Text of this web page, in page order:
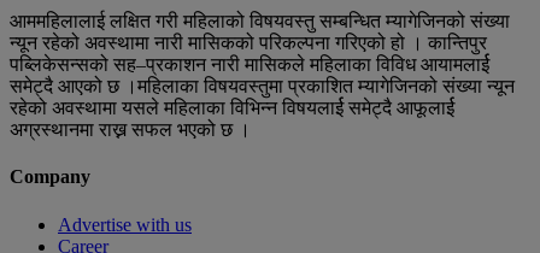
आममहिलालाई लक्षित गरी महिलाको विषयवस्तु सम्बन्धित म्यागेजिनको संख्या
न्यून रहेको अवस्थामा नारी मासिकको परिकल्पना गरिएको हो । कान्तिपुर
पब्लिकेसन्सको सह–प्रकाशन नारी मासिकले महिलाका विविध आयामलार्ई
समेट्दै आएको छ ।महिलाका विषयवस्तुमा प्रकाशित म्यागेजिनको संख्या न्यून
रहेको अवस्थामा यसले महिलाका विभिन्न विषयलार्ई समेट्दै आफूलार्ई
अग्रस्थानमा राख्न सफल भएको छ ।
Company
Advertise with us
Career